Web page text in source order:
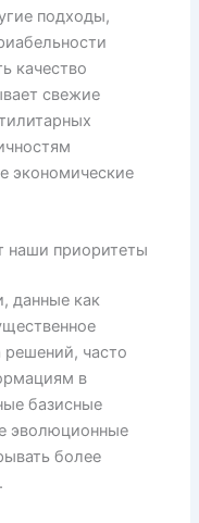
подходы,
качество
свежие
экономические
наши приоритеты
данные как
часто
в
базисные
эволюционные
более